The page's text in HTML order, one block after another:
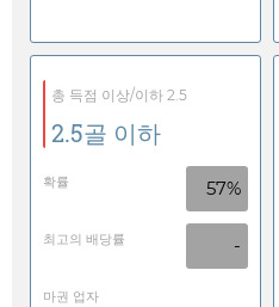
총 득점 이상/이하 2.5
2.5골 이하
확률 57%
최고의 배당률 -
마권 업자